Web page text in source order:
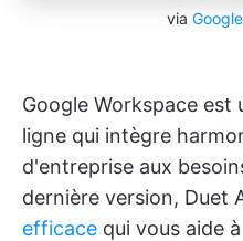
via
Google Workspace est
ligne qui intègre
d'entreprise aux
dernière version, Duet
efficace qui vous aide